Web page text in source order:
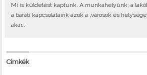
Mi is küldetést kaptunk. A munkahelyünk, a
a baráti kapcsolataink azok a „városok és
akar..
Címkék